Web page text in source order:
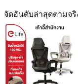
จัดอันดับล่าสุดตามจริ